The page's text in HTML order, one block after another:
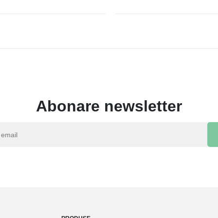
Abonare newsletter